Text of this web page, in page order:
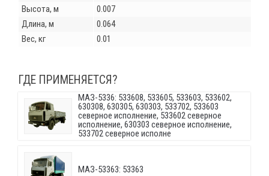
Высота, м
0.007
Длина, м
0.064
Вес, кг
0.01
ГДЕ ПРИМЕНЯЕТСЯ?
МАЗ-5336: 533608, 533605, 533603, 533602,
630308, 630305, 630303, 533702, 533603
северное исполнение, 533602 северное
исполнение, 630303 северное исполнение,
533702 северное исполне
МАЗ-53363: 53363